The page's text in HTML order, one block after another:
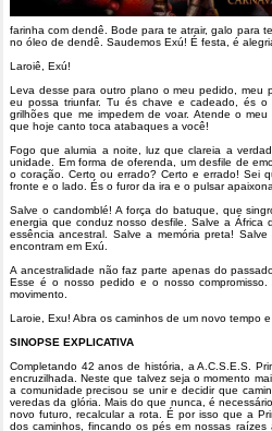
farinha com dendê. Bode para te atrair, galo para
no óleo de dendê. Saudemos Exú! É festa, é
Laroiê, Exú!
Leva desse para outro plano o meu pedido, meu
eu possa triunfar. Tu és chave e cadeado, és
grilhões que me impedem de voar. Atende o
que hoje canto toca atabaques a você!
Fogo que alumia a noite, luz que clareia a
unidade. Em forma de oferenda, um desfile de
o coração. Certo ou errado? Certo e errado! Sei
fronte e o lado. És o furor da ira e o pulsar
Salve o candomblé! A força do batuque, que
energia que conduz nosso desfile. Salve a África
essência ancestral. Salve a memória preta!
encontram em Exú.
A ancestralidade não faz parte apenas do
Esse é o nosso pedido e o nosso compromisso.
movimento.
Laroie, Exu! Abra os caminhos de um novo tempo
SINOPSE EXPLICATIVA
Completando 42 anos de história, a A.C.S.E.S.
encruzilhada. Neste que talvez seja o momento
a comunidade precisou se unir e decidir que
veredas da glória. Mais do que nunca, é
novo futuro, recalcular a rota. É por isso que a
dos caminhos, fincando os pés em nossas raízes